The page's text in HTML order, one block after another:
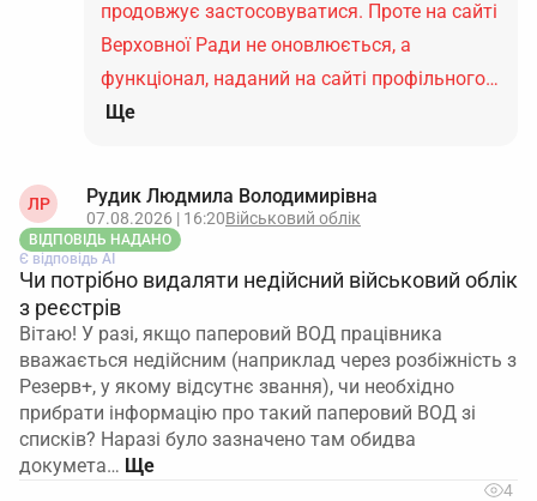
продовжує застосовуватися. Проте на сайті
Верховної Ради не оновлюється, а
функціонал, наданий на сайті профільного…
Ще
ЛР Рудик Людмила Володимирівна
07.08.2026 | 16:20Військовий облік
ВІДПОВІДЬ НАДАНО
Є відповідь АІ
Чи потрібно видаляти недійсний військовий облік
з реєстрів
Вітаю! У разі, якщо паперовий ВОД працівника
вважається недійсним (наприклад через розбіжність з
Резерв+, у якому відсутнє звання), чи необхідно
прибрати інформацію про такий паперовий ВОД зі
списків? Наразі було зазначено там обидва
докумета…
4